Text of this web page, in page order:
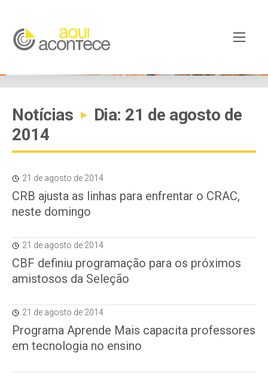
Notícias ▸
Dia: 21 de agosto de
2014
21 de agosto de 2014
CRB ajusta as linhas para enfrentar o CRAC,
neste domingo
21 de agosto de 2014
CBF definiu programação para os próximos
amistosos da Seleção
21 de agosto de 2014
Programa Aprende Mais capacita professores
em tecnologia no ensino